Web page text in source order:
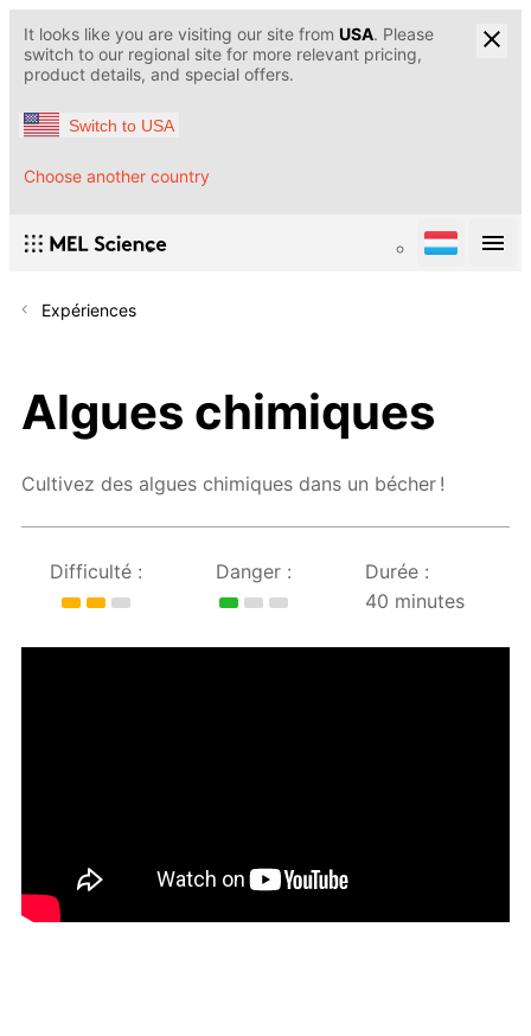
It looks like you are visiting our site from USA. Please
switch to our regional site for more relevant pricing,
product details, and special offers.
Switch to USA
Choose another country
Expériences
Algues chimiques
Cultivez des algues chimiques dans un bécher !
Difficulté : Danger :
Durée :
40 minutes